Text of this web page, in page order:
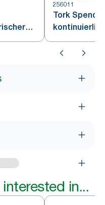
256011
Tork
in...